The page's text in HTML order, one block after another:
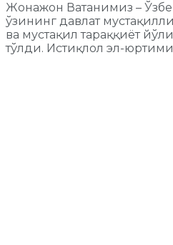
Жонажон Ватанимиз –
ўзининг давлат
ва мустақил тараққиёт
тўлди. Истиқлол эл-